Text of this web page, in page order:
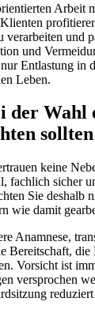
Arbeit
und
und
Entlastung in
Leben.
der Wahl
sollten
keine
fachlich sicher
Sie deshalb
wie damit
Anamnese,
Bereitschaft, die
Vorsicht ist
versprochen